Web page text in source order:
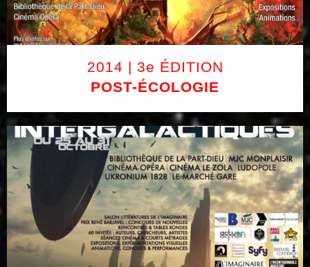
2014 | 3e ÉDITION
POST-ÉCOLOGIE